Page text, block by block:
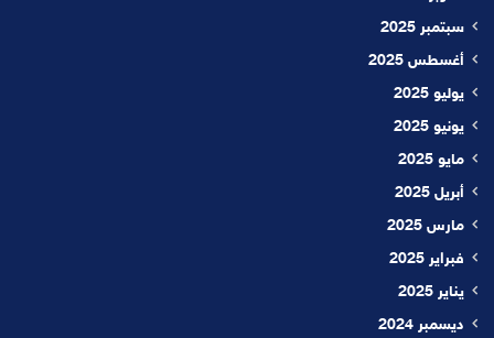
سبتمبر 2025
أغسطس 2025
يوليو 2025
يونيو 2025
مايو 2025
أبريل 2025
مارس 2025
فبراير 2025
يناير 2025
ديسمبر 2024